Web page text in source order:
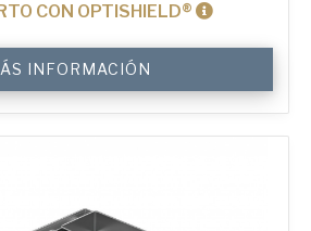
CON OPTISHIELD®
INFORMACIÓN